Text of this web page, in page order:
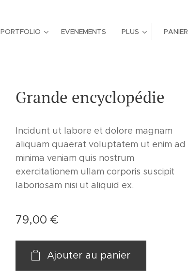
PORTFOLIO EVENEMENTS PLUS PANIER
Grande encyclopédie
Incidunt ut labore et dolore magnam
aliquam quaerat voluptatem ut enim ad
minima veniam quis nostrum
exercitationem ullam corporis suscipit
laboriosam nisi ut aliquid ex.
79,00 €
Ajouter au panier